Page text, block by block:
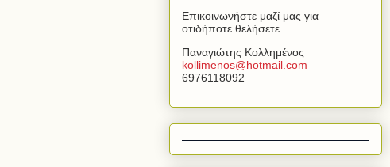
Επικοινωνήστε μαζί μας για
οτιδήποτε θελήσετε.
Παναγιώτης Κολλημένος
kollimenos@hotmail com
6976118092